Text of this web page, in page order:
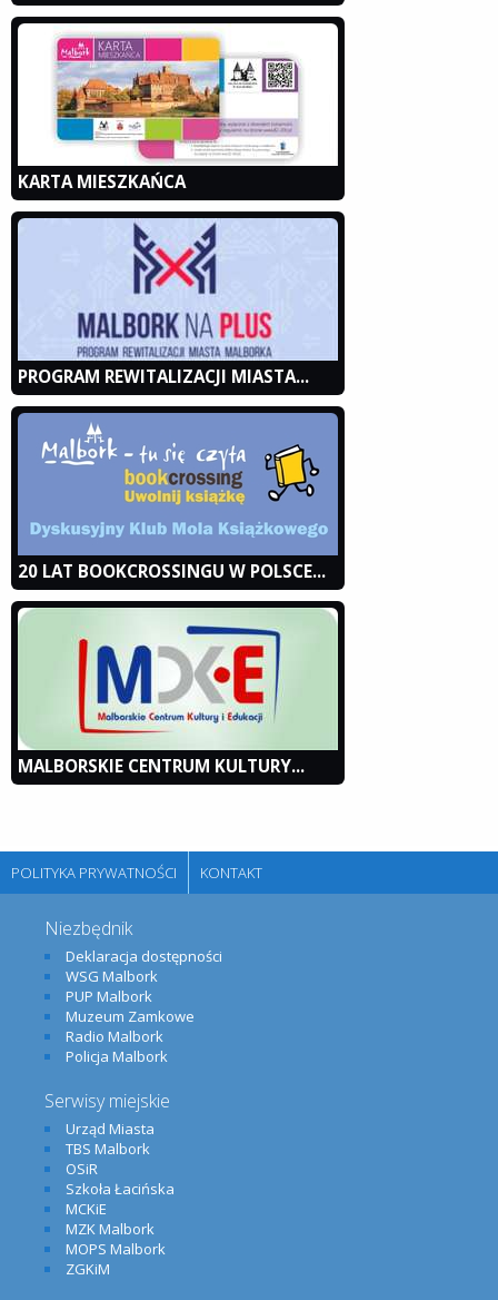
KARTA MIESZKAŃCA
PROGRAM REWITALIZACJI MIASTA...
20 LAT BOOKCROSSINGU W POLSCE...
MALBORSKIE CENTRUM KULTURY...
POLITYKA PRYWATNOŚCI KONTAKT
Niezbędnik
Deklaracja dostępności
WSG Malbork
PUP Malbork
Muzeum Zamkowe
Radio Malbork
Policja Malbork
Serwisy miejskie
Urząd Miasta
TBS Malbork
OSiR
Szkoła Łacińska
MCKiE
MZK Malbork
MOPS Malbork
ZGKiM